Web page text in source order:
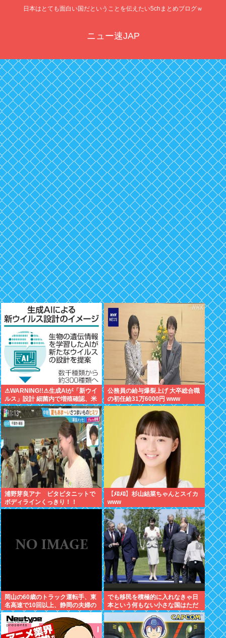
日本はとても面白い国だということを伝えたい5chまとめブログｗ
ニュー速JAP
⚠WARNING!!⚠生成AIが「新ウイ
ルス」設計 細菌内で増殖確認、米
大学が研究
公務員の給与爆裂上げ 大卒総合職
の初任給31万6000円 www
浦野芽良アナ ピタピタニットで
ボディラインくっきり！！
【ﾒﾛﾒﾛ】杉山結菜ちゃんとスイカ
www
岡山の60歳のトラック運転手、東
名高速で10回以上、静岡の夫婦の
車に追突
でも移民を積極的に入れなきゃ日
本という何もない小さな国はただ
滅びるだけだよねここから逃げる
とただのネトウヨになりそうだと
思う